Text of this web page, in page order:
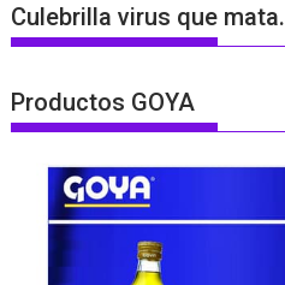
Culebrilla virus que mata.
Productos GOYA